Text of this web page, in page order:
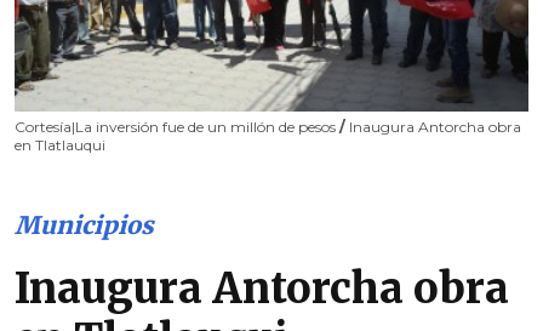
Cortesía|La inversión fue de un millón de pesos / Inaugura Antorcha obra
en Tlatlauqui
Municipios
Inaugura Antorcha obra